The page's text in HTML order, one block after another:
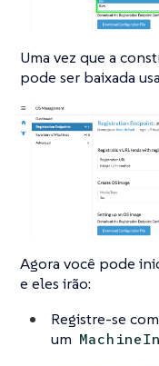
Uma vez que a
pode ser baixada
Agora você pode
e eles irão:
Registre-se
um